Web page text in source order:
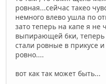
ровная...сейчас такео
немного влево ушла по
зато теперь на капе я не
выпирающей 6ки, теперь
стали ровные в прикусе и
ровно....
вот как так может быть...